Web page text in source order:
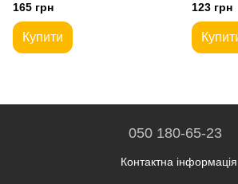
165 грн
Купити
123 грн
050 180-65-23
Контактна інформація